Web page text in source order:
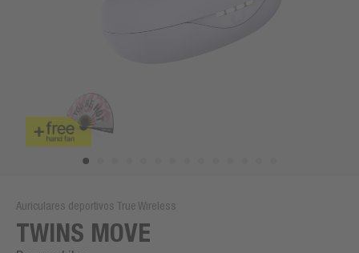
Auriculares deportivos True Wireless
TWINS MOVE